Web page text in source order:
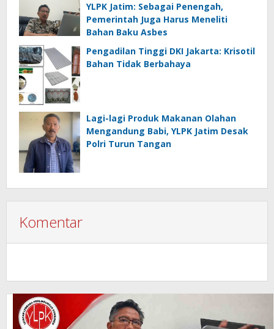
YLPK Jatim: Sebagai Penengah,
Pemerintah Juga Harus Meneliti
Bahan Baku Asbes
Pengadilan Tinggi DKI Jakarta: Krisotil
Bahan Tidak Berbahaya
Lagi-lagi Produk Makanan Olahan
Mengandung Babi, YLPK Jatim Desak
Polri Turun Tangan
Komentar